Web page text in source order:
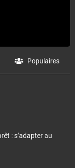
Populaires
: s’adapter au